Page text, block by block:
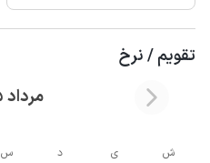
تقویم / نرخ
مرداد 1405
ش ی د س